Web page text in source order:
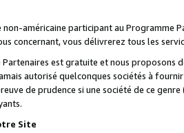
non-américaine participant au
concernant, vous délivrerez tous les
est gratuite et nous proposons
autorisé quelconques sociétés à
de prudence si une société de ce
Site